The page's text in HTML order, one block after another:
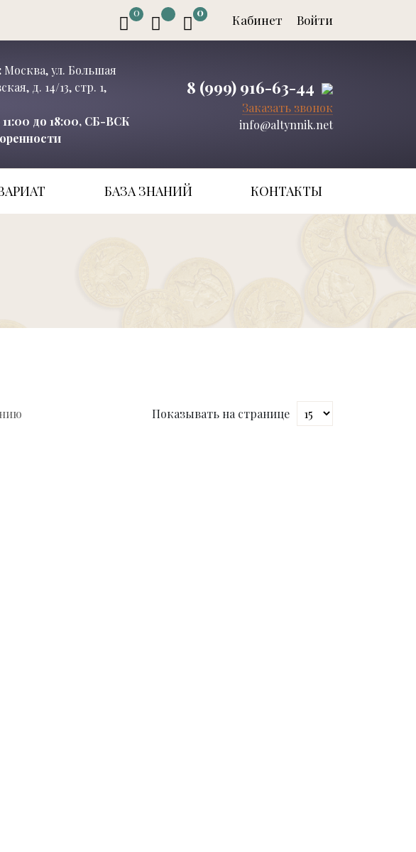
0 0
0 Кабинет Войти
Москва, ул. Большая
д. 14/13, стр. 1,
до 18:00, СБ-ВСК
8 (999) 916-63-44
Заказать звонок
info@altynnik.net
БАЗА ЗНАНИЙ КОНТАКТЫ
Показывать на странице